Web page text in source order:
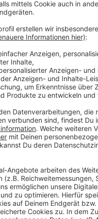
Stammhaus auf der
an Geflüchtete aus der
gespendet.
und Links zum
Pyvo - Alle Infos zum
Hilfsaktion von
Ticker zum Krieg